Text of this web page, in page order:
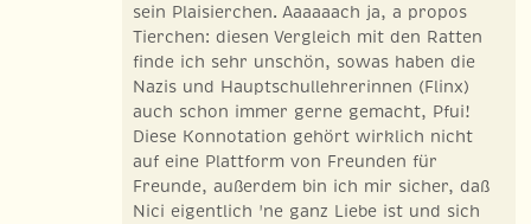
sein Plaisierchen. Aaaaaach ja, a propos
Tierchen: diesen Vergleich mit den Ratten
finde ich sehr unschön, sowas haben die
Nazis und Hauptschullehrerinnen (Flinx)
auch schon immer gerne gemacht, Pfui!
Diese Konnotation gehört wirklich nicht
auf eine Plattform von Freunden für
Freunde, außerdem bin ich mir sicher, daß
Nici eigentlich 'ne ganz Liebe ist und sich